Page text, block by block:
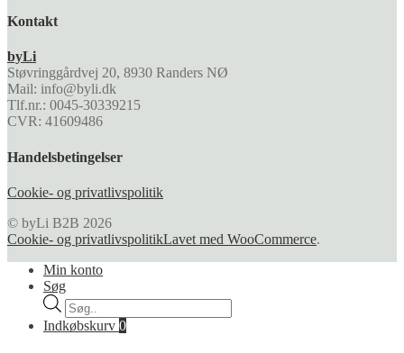
Kontakt
byLi
Støvringgårdvej 20, 8930 Randers NØ
Mail: info@byli.dk
Tlf.nr.: 0045-30339215
CVR: 41609486
Handelsbetingelser
Cookie- og privatlivspolitik
© byLi B2B 2026
Cookie- og privatlivspolitikLavet med WooCommerce.
Min konto
Søg
Products
search
Indkøbskurv 0